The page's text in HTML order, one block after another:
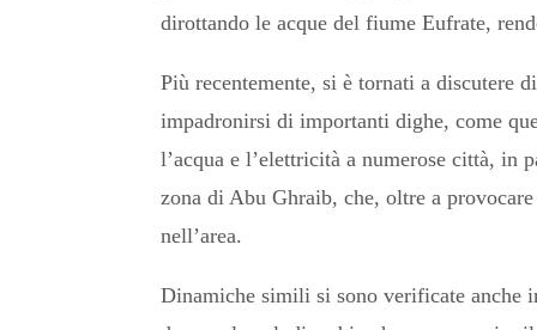
dirottando le acque del fiume Eufrate,
Più recentemente, si è tornati a discutere
impadronirsi di importanti dighe, come
l’acqua e l’elettricità a numerose città,
zona di Abu Ghraib, che, oltre a
nell’area.
Dinamiche simili si sono verificate anche